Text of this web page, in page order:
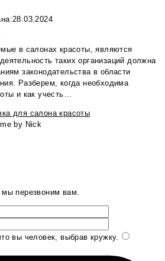
28.03.2024
в салонах красоты, являются
таких организаций должна
законодательства в области
Разберем, когда необходима
и как учесть…
для салона красоты
by Nick
перезвоним вам.
вы человек, выбрав кружку.